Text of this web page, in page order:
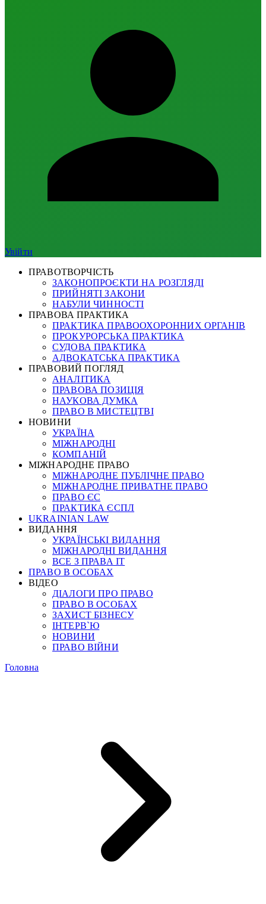
Увійти
ПРАВОТВОРЧІСТЬ
ЗАКОНОПРОЄКТИ НА РОЗГЛЯДІ
ПРИЙНЯТІ ЗАКОНИ
НАБУЛИ ЧИННОСТІ
ПРАВОВА ПРАКТИКА
ПРАКТИКА ПРАВООХОРОННИХ ОРГАНІВ
ПРОКУРОРСЬКА ПРАКТИКА
СУДОВА ПРАКТИКА
АДВОКАТСЬКА ПРАКТИКА
ПРАВОВИЙ ПОГЛЯД
АНАЛІТИКА
ПРАВОВА ПОЗИЦІЯ
НАУКОВА ДУМКА
ПРАВО В МИСТЕЦТВІ
НОВИНИ
УКРАЇНА
МІЖНАРОДНІ
КОМПАНІЙ
МІЖНАРОДНЕ ПРАВО
МІЖНАРОДНЕ ПУБЛІЧНЕ ПРАВО
МІЖНАРОДНЕ ПРИВАТНЕ ПРАВО
ПРАВО ЄС
ПРАКТИКА ЄСПЛ
UKRAINIAN LAW
ВИДАННЯ
УКРАЇНСЬКІ ВИДАННЯ
МІЖНАРОДНІ ВИДАННЯ
ВСЕ З ПРАВА ІТ
ПРАВО В ОСОБАХ
ВІДЕО
ДІАЛОГИ ПРО ПРАВО
ПРАВО В ОСОБАХ
ЗАХИСТ БІЗНЕСУ
ІНТЕРВ`Ю
НОВИНИ
ПРАВО ВІЙНИ
Головна